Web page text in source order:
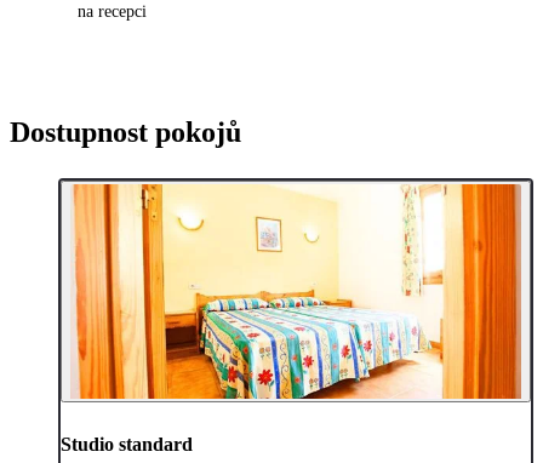
na recepci
Dostupnost pokojů
Studio standard